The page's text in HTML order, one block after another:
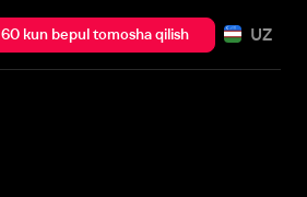
60 kun bepul tomosha qilish UZ